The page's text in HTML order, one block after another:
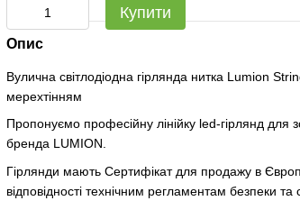
Купити
Опис
Вулична світлодіодна гірлянда нитка Lumion
мерехтінням
Пропонуємо професійну лінійку led-гірлянд
бренда LUMION.
Гірлянди мають Сертифікат для продажу в
відповідності технічним регламентам безпеки